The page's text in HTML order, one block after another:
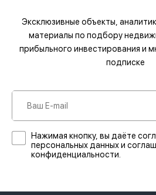
Эксклюзивные объекты,
материалы по подбору
прибыльного инвестирования и
подписке
Нажимая кнопку, вы даёте
персональных данных и
конфиденциальности.